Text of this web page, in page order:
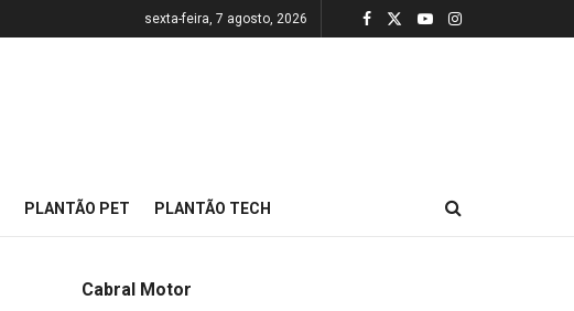
sexta-feira, 7 agosto, 2026
PLANTÃO PET PLANTÃO TECH
Cabral Motor